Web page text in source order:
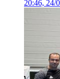
20:46, 24/